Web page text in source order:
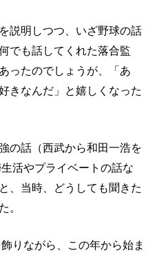
説明しつつ、いざ野球の話
でも話してくれた落合監
ったのでしょうが、「あ
きなんだ」と嬉しくなった
の話（西武から和田一浩を
活やプライベートの話な
、当時、どうしても聞きた
。
りながら、この年から始ま